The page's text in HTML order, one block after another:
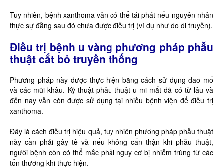
Tuy nhiên, bệnh xanthoma vẫn có thể tái phát nếu nguyên nhân
thực sự đằng sau đó chưa được điều trị (ví dụ như do di truyền).
Điều trị bệnh u vàng phương pháp phẫu
thuật cắt bỏ truyền thống
Phương pháp này được thực hiện bằng cách sử dụng dao mổ
và các mũi khâu. Kỹ thuật phẫu thuật u mi mắt đã có từ lâu và
đến nay vẫn còn được sử dụng tại nhiều bệnh viện để điều trị
xanthoma.
Đây là cách điều trị hiệu quả, tuy nhiên phương pháp phẫu thuật
này cần phải gây tê và nếu không cẩn thận khi phẫu thuật,
người bệnh còn có thể mắc phải nguy cơ bị nhiễm trùng từ các
tổn thương khi thực hiện.